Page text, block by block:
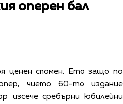
оперен бал
ценен спомен. Ето защо по
чието 60-то издание
изсече сребърни юбилейни